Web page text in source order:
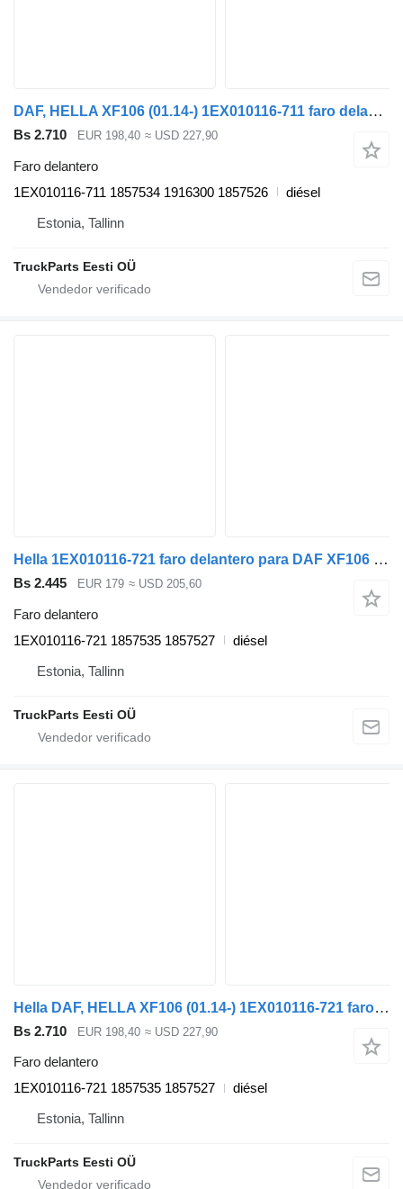
DAF, HELLA XF106 (01.14-) 1EX010116-711 faro delantero para DAF XF106 (2014-) cabeza tractora
Bs 2.710 EUR 198,40 ≈ USD 227,90
Faro delantero
1EX010116-711 1857534 1916300 1857526
diésel
Estonia, Tallinn
TruckParts Eesti OÜ
Hella 1EX010116-721 faro delantero para DAF XF106 (2014-) cabeza tractora
Bs 2.445 EUR 179 ≈ USD 205,60
Faro delantero
1EX010116-721 1857535 1857527
diésel
Estonia, Tallinn
TruckParts Eesti OÜ
Hella DAF, HELLA XF106 (01.14-) 1EX010116-721 faro delantero para DAF XF106 (2014-) cabeza tractora
Bs 2.710 EUR 198,40 ≈ USD 227,90
Faro delantero
1EX010116-721 1857535 1857527
diésel
Estonia, Tallinn
TruckParts Eesti OÜ